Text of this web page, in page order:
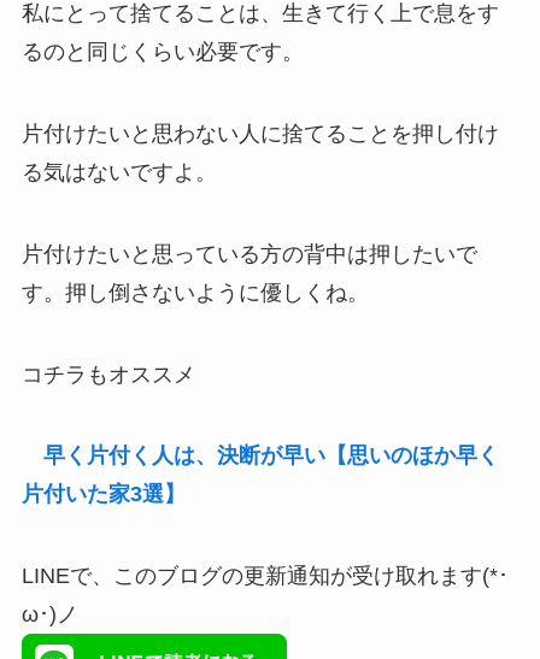
私にとって捨てることは、生きて行く上で息をす
るのと同じくらい必要です。
片付けたいと思わない人に捨てることを押し付け
る気はないですよ。
片付けたいと思っている方の背中は押したいで
す。押し倒さないように優しくね。
コチラもオススメ
早く片付く人は、決断が早い【思いのほか早く
片付いた家3選】
LINEで、このブログの更新通知が受け取れます(*･
ω･)ノ